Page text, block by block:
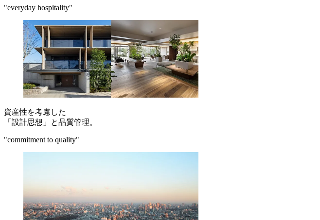
"everyday hospitality"
資産性を考慮した
「設計思想」と品質管理。
"commitment to quality"